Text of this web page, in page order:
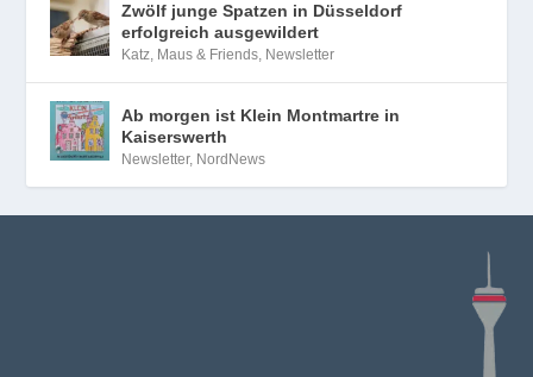
Zwölf junge Spatzen in Düsseldorf
erfolgreich ausgewildert
Katz, Maus & Friends, Newsletter
Ab morgen ist Klein Montmartre in
Kaiserswerth
Newsletter, NordNews